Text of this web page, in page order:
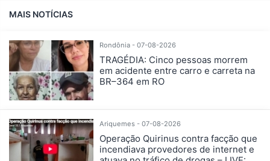
MAIS NOTÍCIAS
Rondônia - 07-08-2026
TRAGÉDIA: Cinco pessoas morrem
em acidente entre carro e carreta na
BR–364 em RO
Ariquemes - 07-08-2026
Operação Quirinus contra facção que
incendiava provedores de internet e